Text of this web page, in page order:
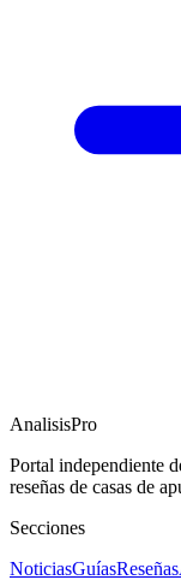
AnalisisPro
Portal independiente
reseñas de casas de
Secciones
NoticiasGuíasReseñas